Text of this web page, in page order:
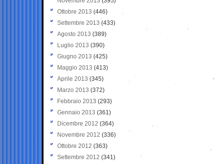
Ottobre 2013 (446)
Settembre 2013 (433)
Agosto 2013 (389)
Luglio 2013 (390)
Giugno 2013 (425)
Maggio 2013 (413)
Aprile 2013 (345)
Marzo 2013 (372)
Febbraio 2013 (293)
Gennaio 2013 (361)
Dicembre 2012 (364)
Novembre 2012 (336)
Ottobre 2012 (363)
Settembre 2012 (341)